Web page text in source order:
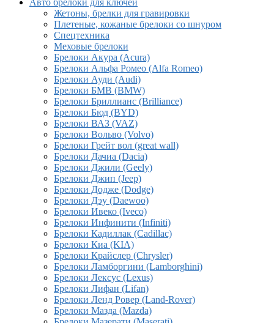
Авто брелоки для ключей
Жетоны, брелки для гравировки
Плетеные, кожаные брелоки со шнуром
Спецтехника
Меховые брелоки
Брелоки Акура (Acura)
Брелоки Альфа Ромео (Alfa Romeo)
Брелоки Ауди (Audi)
Брелоки БМВ (BMW)
Брелоки Бриллианс (Brilliance)
Брелоки Бюд (BYD)
Брелоки ВАЗ (VAZ)
Брелоки Вольво (Volvo)
Брелоки Грейт вол (great wall)
Брелоки Дачиа (Dacia)
Брелоки Джили (Geely)
Брелоки Джип (Jeep)
Брелоки Додже (Dodge)
Брелоки Дэу (Daewoo)
Брелоки Ивеко (Iveco)
Брелоки Инфинити (Infiniti)
Брелоки Кадиллак (Cadillac)
Брелоки Киа (KIA)
Брелоки Крайслер (Chrysler)
Брелоки Ламборгини (Lamborghini)
Брелоки Лексус (Lexus)
Брелоки Лифан (Lifan)
Брелоки Ленд Ровер (Land-Rover)
Брелоки Мазда (Mazda)